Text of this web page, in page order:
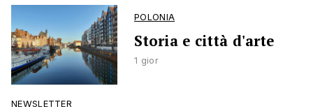
POLONIA
Storia e città d'arte
1 gior
NEWSLETTER